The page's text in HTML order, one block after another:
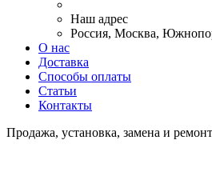
Наш адрес
Россия, Москва,
О нас
Доставка
Способы оплаты
Статьи
Контакты
Продажа, установка, замена и